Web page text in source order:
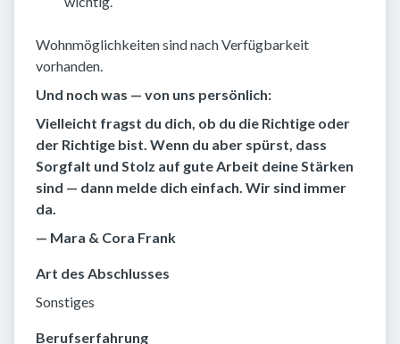
Wohnmöglichkeiten sind nach Verfügbarkeit
vorhanden.
Und noch was — von uns persönlich:
Vielleicht fragst du dich, ob du die Richtige oder
der Richtige bist. Wenn du aber spürst, dass
Sorgfalt und Stolz auf gute Arbeit deine Stärken
sind — dann melde dich einfach. Wir sind immer
da.
— Mara & Cora Frank
Art des Abschlusses
Sonstiges
Berufserfahrung